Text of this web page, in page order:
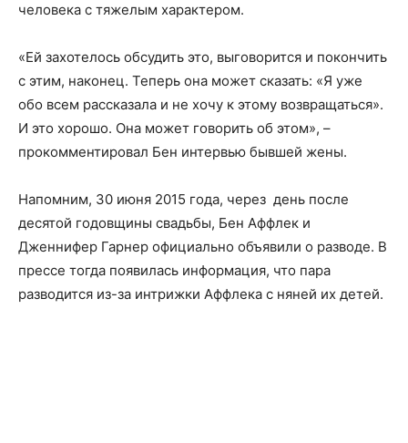
человека с тяжелым характером.
«Ей захотелось обсудить это, выговорится и покончить
с этим, наконец. Теперь она может сказать: «Я уже
обо всем рассказала и не хочу к этому возвращаться».
И это хорошо. Она может говорить об этом», –
прокомментировал Бен интервью бывшей жены.
Напомним, 30 июня 2015 года, через день после
десятой годовщины свадьбы, Бен Аффлек и
Дженнифер Гарнер официально объявили о разводе. В
прессе тогда появилась информация, что пара
разводится из-за интрижки Аффлека с няней их детей.